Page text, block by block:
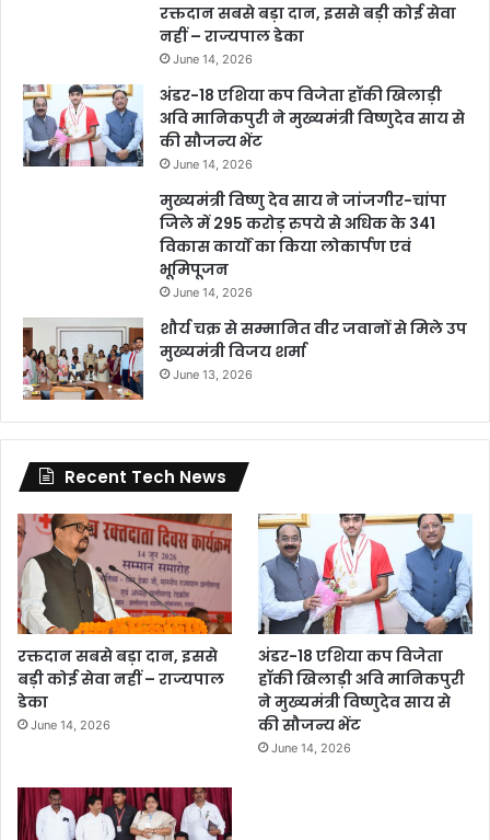
रक्तदान सबसे बड़ा दान, इससे बड़ी कोई सेवा
नहीं – राज्यपाल डेका
June 14, 2026
अंडर-18 एशिया कप विजेता हॉकी खिलाड़ी
अवि मानिकपुरी ने मुख्यमंत्री विष्णुदेव साय से
की सौजन्य भेंट
June 14, 2026
मुख्यमंत्री विष्णु देव साय ने जांजगीर-चांपा
जिले में 295 करोड़ रुपये से अधिक के 341
विकास कार्यों का किया लोकार्पण एवं
भूमिपूजन
June 14, 2026
शौर्य चक्र से सम्मानित वीर जवानों से मिले उप
मुख्यमंत्री विजय शर्मा
June 13, 2026
Recent Tech News
रक्तदान सबसे बड़ा दान, इससे
बड़ी कोई सेवा नहीं – राज्यपाल
डेका
June 14, 2026
अंडर-18 एशिया कप विजेता
हॉकी खिलाड़ी अवि मानिकपुरी
ने मुख्यमंत्री विष्णुदेव साय से
की सौजन्य भेंट
June 14, 2026